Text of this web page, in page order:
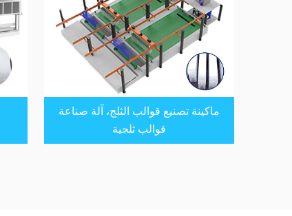
ماكينة تصنيع قوالب الثلج، آلة صناعة
قوالب ثلجية